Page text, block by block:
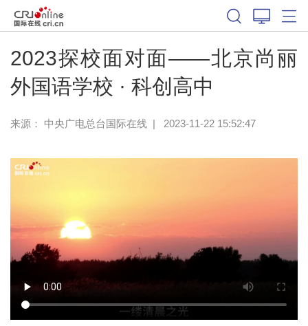
2023探校面对面——北京尚丽
外国语学校 · 科创高中
来源： 中央广电总台国际在线| 2023-11-22 15:52:47